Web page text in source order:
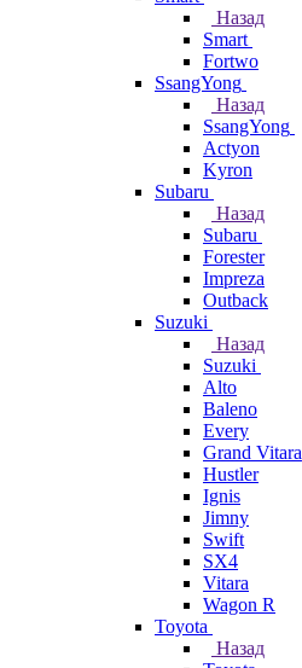
Назад
Smart
Fortwo
SsangYong
Назад
SsangYong
Actyon
Kyron
Subaru
Назад
Subaru
Forester
Impreza
Outback
Suzuki
Назад
Suzuki
Alto
Baleno
Every
Grand Vitara
Hustler
Ignis
Jimny
Swift
SX4
Vitara
Wagon R
Toyota
Назад